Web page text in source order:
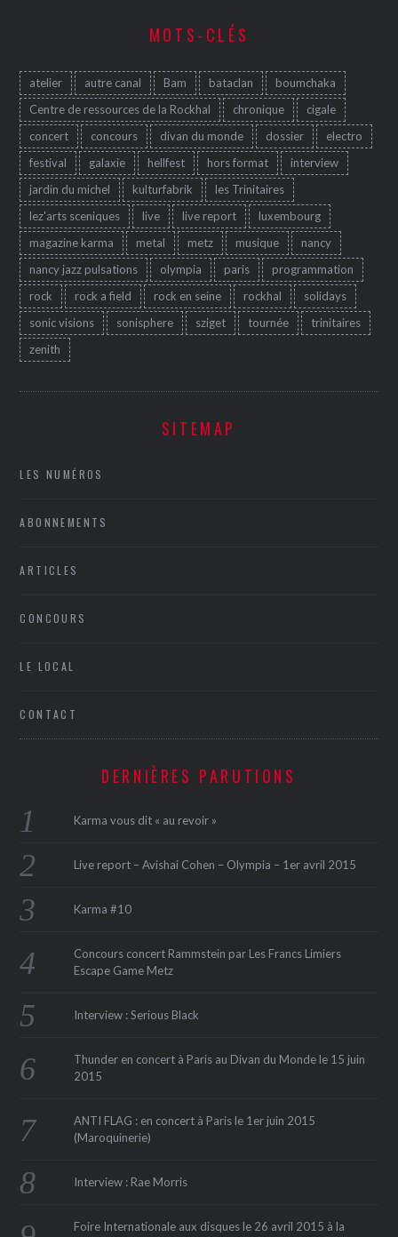
MOTS-CLÉS
atelier autre canal Bam bataclan
boumchaka
Centre de ressources de la Rockhal
chronique
cigale
concert
concours divan du monde dossier
electro
festival
galaxie hellfest hors format
interview
jardin du michel
kulturfabrik
les Trinitaires
lez'arts sceniques
live live report
luxembourg
magazine karma
metal metz musique
nancy
nancy jazz pulsations
olympia paris
programmation
rock
rock a field rock en seine rockhal
solidays
sonic visions
sonisphere sziget tournée
trinitaires
zenith
SITEMAP
LES NUMÉROS
ABONNEMENTS
ARTICLES
CONCOURS
LE LOCAL
CONTACT
DERNIÈRES PARUTIONS
Karma vous dit « au revoir »
Live report – Avishai Cohen – Olympia – 1er avril 2015
Karma #10
Concours concert Rammstein par Les Francs Limiers
Escape Game Metz
Interview : Serious Black
Thunder en concert à Paris au Divan du Monde le 15 juin
2015
ANTI FLAG : en concert à Paris le 1er juin 2015
(Maroquinerie‏)
Interview : Rae Morris
Foire Internationale aux disques le 26 avril 2015 à la